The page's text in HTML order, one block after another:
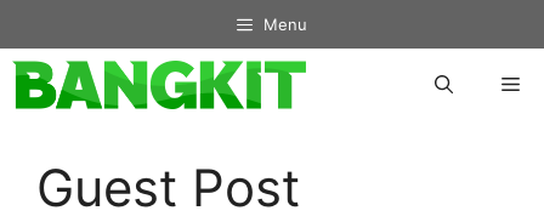
to
content
Menu
Guest Post